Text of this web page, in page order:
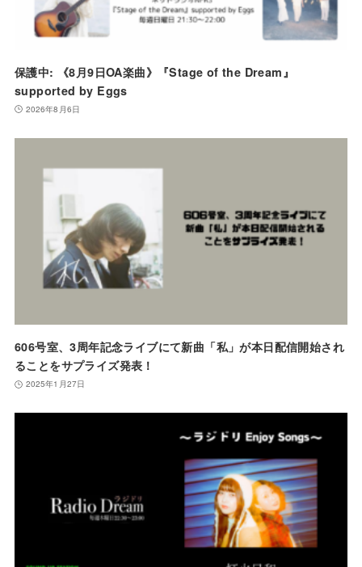
保護中: 《8月9日OA楽曲》『Stage of the Dream』
supported by Eggs
2026年8月6日
606号室、3周年記念ライブにて新曲「私」が本日配信開始され
ることをサプライズ発表！
2025年1月27日